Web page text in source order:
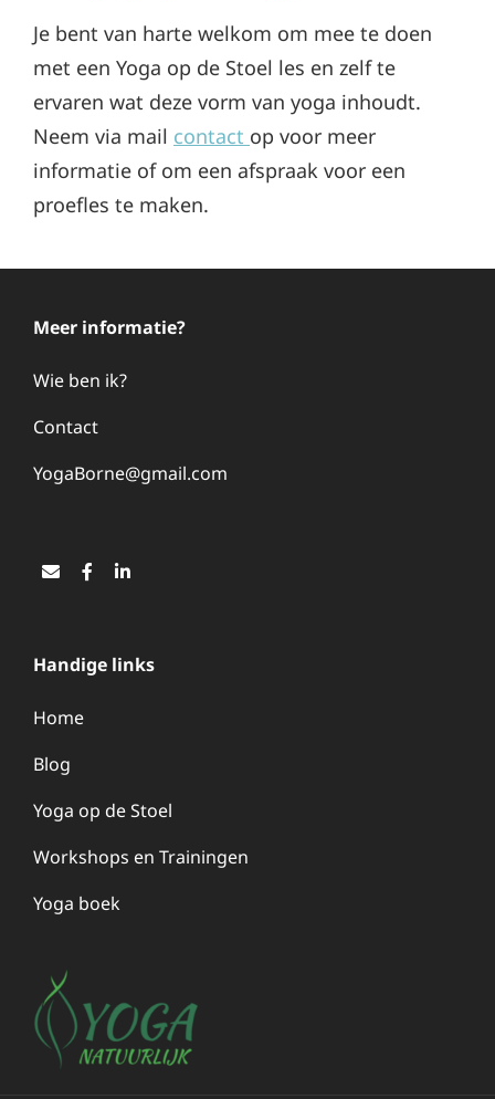
Je bent van harte welkom om mee te doen
met een Yoga op de Stoel les en zelf te
ervaren wat deze vorm van yoga inhoudt.
Neem via mail contact op voor meer
informatie of om een afspraak voor een
proefles te maken.
Meer informatie?
Wie ben ik?
Contact
YogaBorne@gmail.com
Email Facebook
LinkedIn
Handige links
Home
Blog
Yoga op de Stoel
Workshops en Trainingen
Yoga boek